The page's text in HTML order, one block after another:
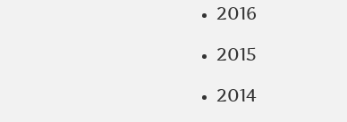
2016
2015
2014